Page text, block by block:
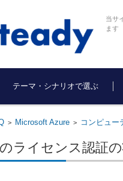
当サ
ます
テーマ・シナリオで選ぶ
> Microsoft Azure> コンピュー
ライセンス認証